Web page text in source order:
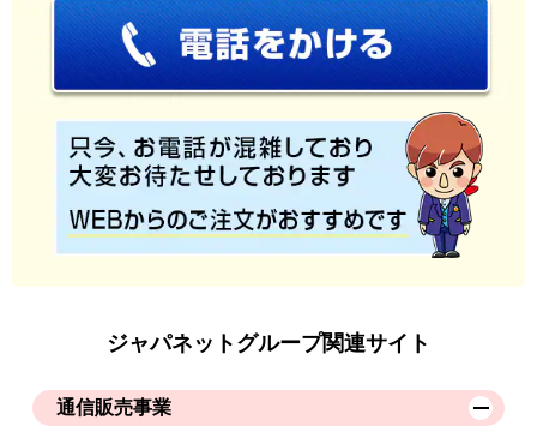
ジャパネットグループ関連サイト
通信販売事業